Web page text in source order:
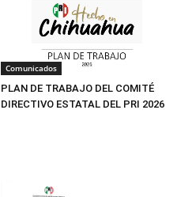
Comunicados
PLAN DE TRABAJO DEL COMITÉ
DIRECTIVO ESTATAL DEL PRI 2026